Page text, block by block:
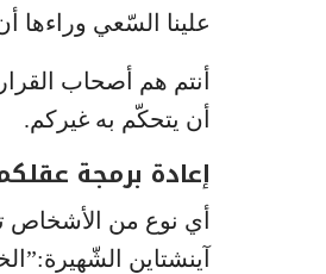
علينا السّعي وراءها
أنتم هم أصحاب
أن يتحكّم به غيركم.
إعادة برمجة
أي نوع من الأشخاص
آينشتاين